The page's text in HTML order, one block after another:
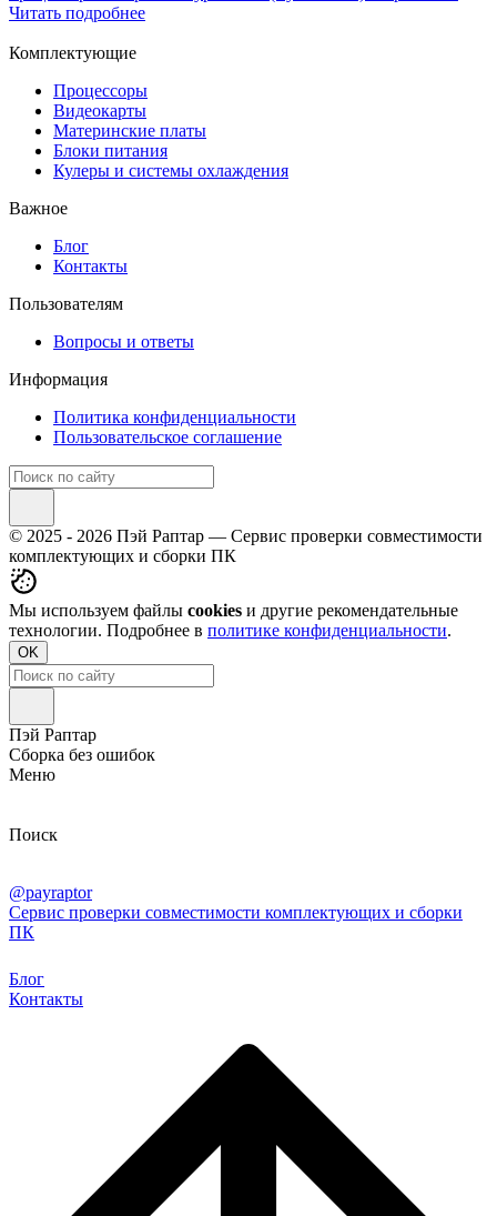
Читать подробнее
Комплектующие
Процессоры
Видеокарты
Материнские платы
Блоки питания
Кулеры и системы охлаждения
Важное
Блог
Контакты
Пользователям
Вопросы и ответы
Информация
Политика конфиденциальности
Пользовательское соглашение
© 2025 - 2026 Пэй Раптар — Сервис проверки совместимости
комплектующих и сборки ПК
Мы используем файлы cookies и другие рекомендательные
технологии. Подробнее в политике конфиденциальности.
OK
Пэй Раптар
Сборка без ошибок
Меню
Поиск
@payraptor
Сервис проверки совместимости комплектующих и сборки
ПК
Блог
Контакты